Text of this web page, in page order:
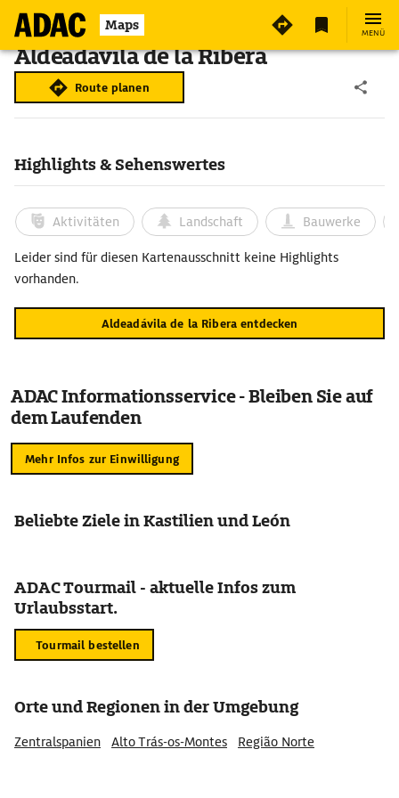
Maps MENÜ
Aldeadávila de la Ribera
Route planen
Highlights & Sehenswertes
Aktivitäten Landschaft Bauwerke
Leider sind für diesen Kartenausschnitt keine Highlights
vorhanden.
Aldeadávila de la Ribera entdecken
ADAC Informationsservice - Bleiben Sie auf
dem Laufenden
Mehr Infos zur Einwilligung
Beliebte Ziele in Kastilien und León
ADAC Tourmail - aktuelle Infos zum
Urlaubsstart.
Tourmail bestellen
Orte und Regionen in der Umgebung
Zentralspanien Alto Trás-os-Montes Região Norte